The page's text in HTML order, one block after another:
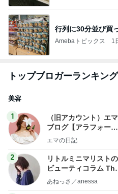
行列に30分並び買
Amebaトピックス 1
トップブロガーランキング
美容
1
（旧アカウント）エマ
ブログ【アラフォー会
社売却セカンドライ
エマの日記
2
リトルミニマリストの
ビューティコラム
little minimalist's bea
あねっさ／anessa